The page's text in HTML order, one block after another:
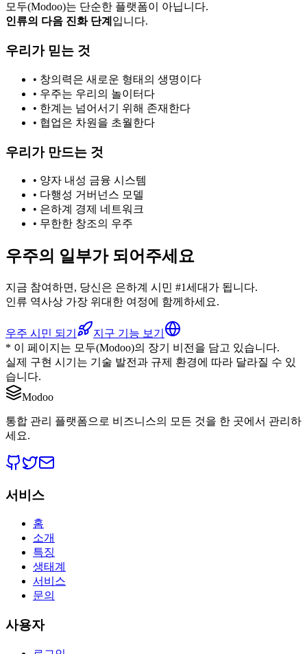
모두(Modoo)는 단순한 플랫폼이 아닙니다.
인류의 다음 진화 단계 입니다.
우리가 믿는 것
• 창의력은 새로운 형태의 생명이다
• 우주는 우리의 놀이터다
• 한계는 넘어서기 위해 존재한다
• 협업은 차원을 초월한다
우리가 만드는 것
• 양자 내성 금융 시스템
• 다행성 거버넌스 모델
• 은하계 경제 네트워크
• 무한한 창조의 우주
우주의 일부가 되어주세요
지금 참여하면, 당신은 은하계 시민 #1세대가 됩니다.
인류 역사상 가장 위대한 여정에 함께하세요.
우주 시민 되기
지구 기능 보기
* 이 페이지는 모두(Modoo)의 장기 비전을 담고 있습니다.
실제 구현 시기는 기술 발전과 규제 환경에 따라 달라질 수 있
습니다.
Modoo
통합 관리 플랫폼으로 비즈니스의 모든 것을 한 곳에서 관리하
세요.
서비스
홈
소개
특징
생태계
서비스
문의
사용자